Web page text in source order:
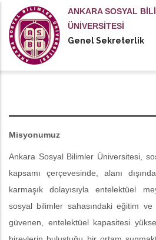
içeriğe
atla
ANKARA SOSYAL
ÜNİVERSİTESİ
Genel Sekreterlik
Misyonumuz
Ankara Sosyal Bilimler Üniversitesi,
kapsamı çerçevesinde, alanı
karmaşık dolayısıyla entelektüel
sosyal bilimler sahasındaki eğitim ve
güvenen, entelektüel kapasitesi